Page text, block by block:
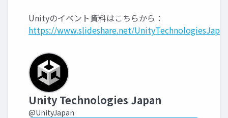
Unityのイベント資料はこちらから：
https://www.slideshare.net/
Unity Technologies Japan
@UnityJapan